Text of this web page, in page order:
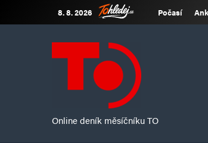
8. 8. 2026 Počasí
Online deník měsíčníku TO